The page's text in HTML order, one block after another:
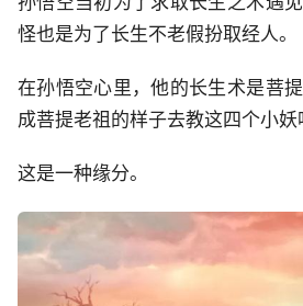
怪也是为了长生不老假扮取经人。
在孙悟空心里，他的长生术是菩
成菩提老祖的样子去教这四个小妖
这是一种缘分。